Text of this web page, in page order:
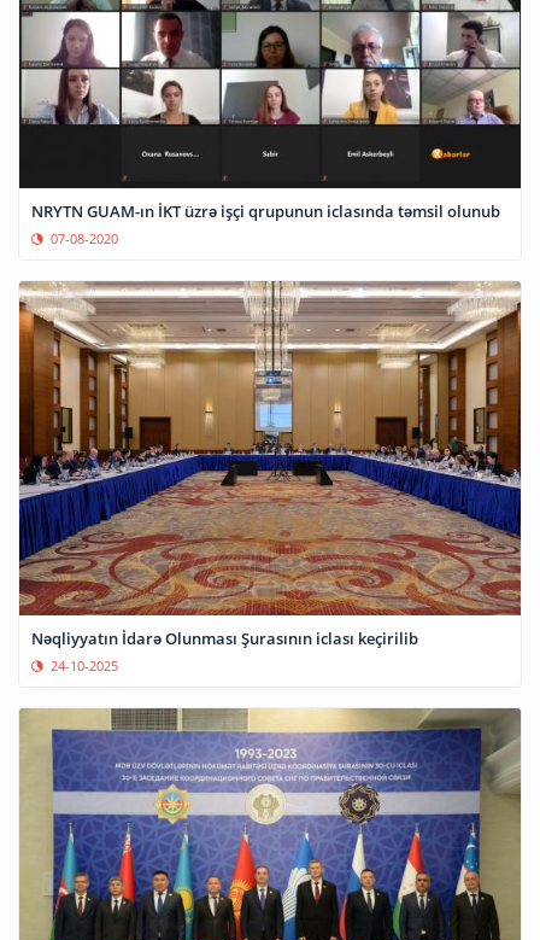
NRYTN GUAM-ın İKT üzrə işçi qrupunun iclasında təmsil olunub
07-08-2020
Nəqliyyatın İdarə Olunması Şurasının iclası keçirilib
24-10-2025